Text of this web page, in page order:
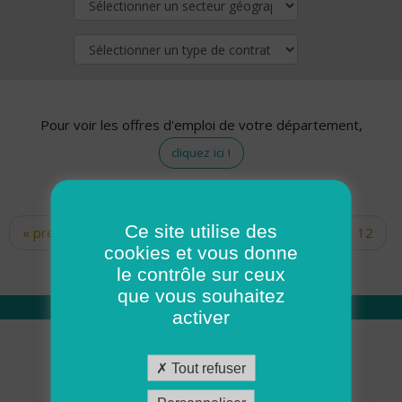
Pour voir les offres d'emploi de votre département,
cliquez ici !
Pages
« premier ‹ précédent … 10
12
14 15 16 17
Qui sommes nous
Académie ADMR
Ce site utilise des
cookies et vous donne
le contrôle sur ceux
que vous souhaitez
activer
Tout refuser